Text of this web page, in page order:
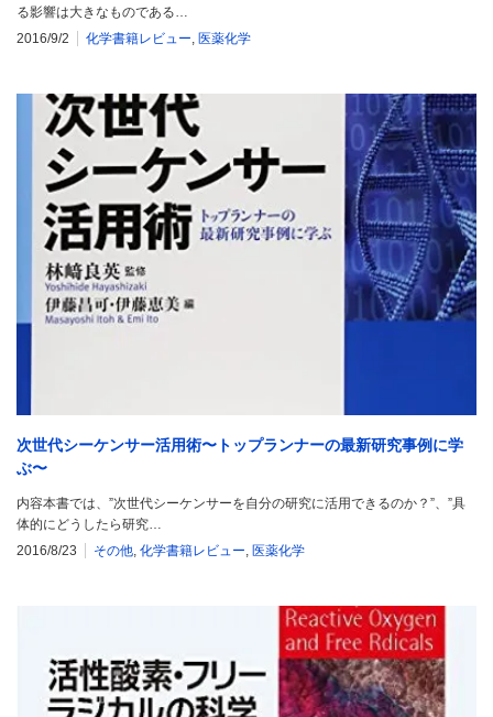
る影響は大きなものである…
2016/9/2
化学書籍レビュー, 医薬化学
次世代シーケンサー活用術〜トップランナーの最新研究事例に学
ぶ〜
内容本書では、”次世代シーケンサーを自分の研究に活用できるのか？”、”具
体的にどうしたら研究…
2016/8/23
その他, 化学書籍レビュー, 医薬化学